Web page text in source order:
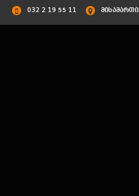
032 2 19 55 11 მისამართი